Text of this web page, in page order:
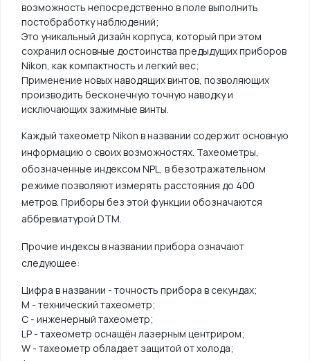
возможность непосредственно в поле выполнить
постобработку наблюдений;
Это уникальный дизайн корпуса, который при этом
сохранил основные достоинства предыдущих приборов
Nikon, как компактность и легкий вес;
Применение новых наводящих винтов, позволяющих
производить бесконечную точную наводку и
исключающих зажимные винты.
Каждый тахеометр Nikon в названии содержит основную
информацию о своих возможностях. Тахеометры,
обозначенные индексом NPL, в безотражательном
режиме позволяют измерять расстояния до 400
метров. Приборы без этой функции обозначаются
аббревиатурой DTM.
Прочие индексы в названии прибора означают
следующее:
Цифра в названии - точность прибора в секундах;
М - технический тахеометр;
C - инженерный тахеометр;
LP - тахеометр оснащён лазерным центриром;
W - тахеометр обладает защитой от холода;